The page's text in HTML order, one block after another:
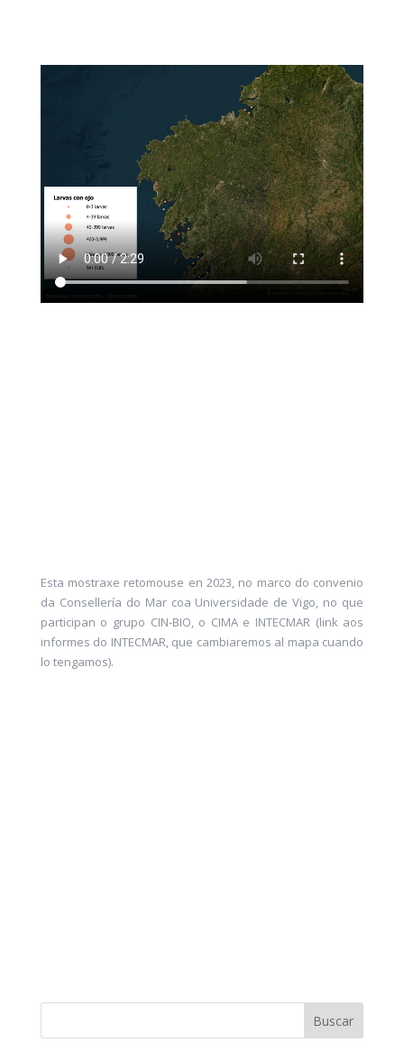
Esta mostraxe retomouse en 2023, no marco do convenio
da Consellería do Mar coa Universidade de Vigo, no que
participan o grupo CIN-BIO, o CIMA e INTECMAR (link aos
informes do INTECMAR, que cambiaremos al mapa cuando
lo tengamos).
Buscar